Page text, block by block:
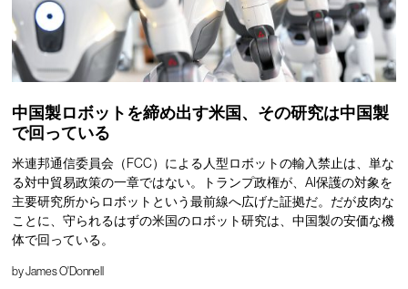
中国製ロボットを締め出す米国、その研究は中国製
で回っている
米連邦通信委員会（FCC）による人型ロボットの輸入禁止は、単な
る対中貿易政策の一章ではない。トランプ政権が、AI保護の対象を
主要研究所からロボットという最前線へ広げた証拠だ。だが皮肉な
ことに、守られるはずの米国のロボット研究は、中国製の安価な機
体で回っている。
byJames O'Donnell